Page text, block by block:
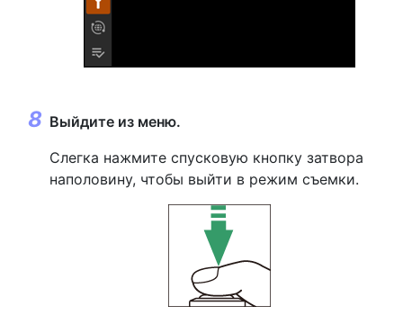
Выйдите из меню.
Слегка нажмите спусковую кнопку затвора
наполовину, чтобы выйти в режим съемки.